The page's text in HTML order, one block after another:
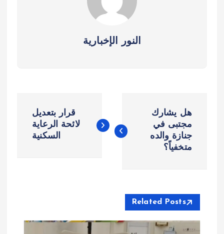
النور الإخبارية
ص
هل يشارك
مجتبى في
جنازة والده
متخفياً؟
قرار بتعديل
لائحة الرعاية
السكنية
Related Posts